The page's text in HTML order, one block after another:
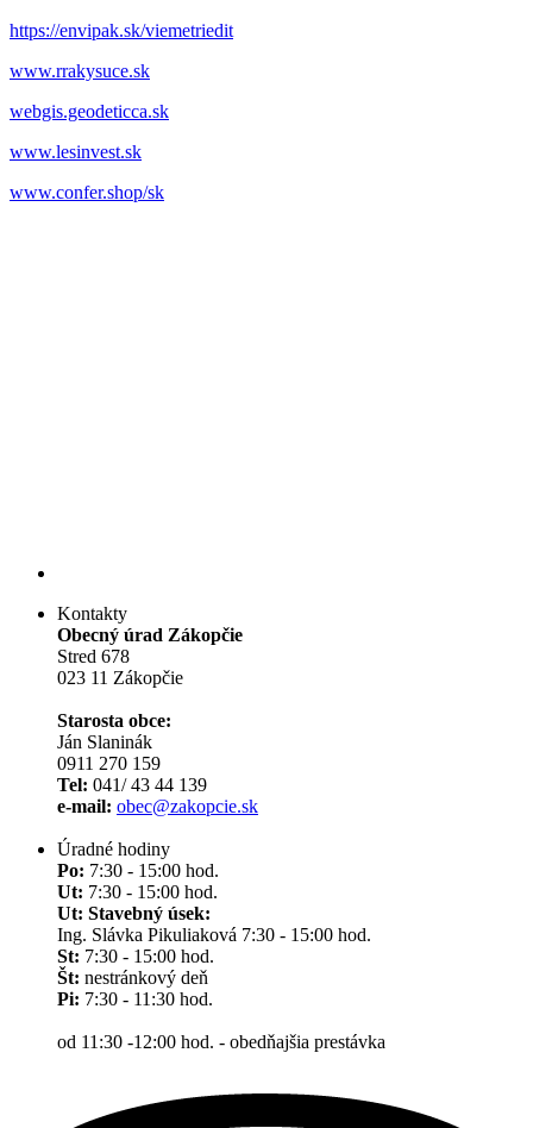
https://envipak.sk/viemetriedit
www.rrakysuce.sk
webgis.geodeticca.sk
www.lesinvest.sk
www.confer.shop/sk
Kontakty
Obecný úrad Zákopčie
Stred 678
023 11 Zákopčie
Starosta obce:
Ján Slaninák
0911 270 159
Tel: 041/ 43 44 139
e-mail: obec@zakopcie.sk
Úradné hodiny
Po: 7:30 - 15:00 hod.
Ut: 7:30 - 15:00 hod.
Ut: Stavebný úsek:
Ing. Slávka Pikuliaková 7:30 - 15:00 hod.
St: 7:30 - 15:00 hod.
Št: nestránkový deň
Pi: 7:30 - 11:30 hod.
od 11:30 -12:00 hod. - obedňajšia prestávka